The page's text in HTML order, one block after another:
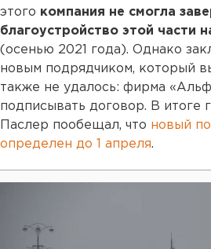
этого компания не смогла
благоустройство этой части
(осенью 2021 года). Однако
новым подрядчиком, который
также не удалось: фирма
подписывать договор. В итоге
Паслер пообещал, что новый
определен до 1 апреля.